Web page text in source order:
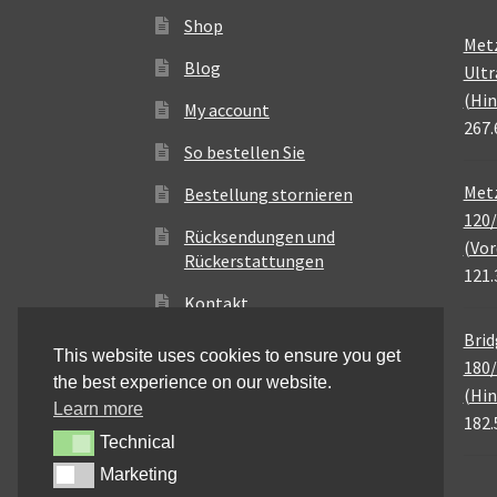
Shop
Blog
My account
So bestellen Sie
Bestellung stornieren
Rücksendungen und
Rückerstattungen
Kontakt
This website uses cookies to ensure you get
the best experience on our website.
Learn more
TechnicalTechnical
MarketingMarketing